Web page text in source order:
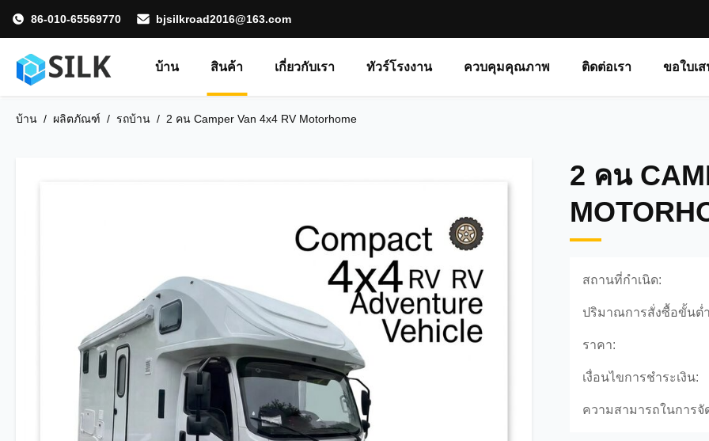
86-010-65569770 bjsilkroad2016@163.com
บ้าน สินค้า เกี่ยวกับเรา ทัวร์โรงงาน ควบคุมคุณภาพ ติดต่อเรา ขอใบเ
บ้าน / ผลิตภัณฑ์ / รถบ้าน / 2 คน Camper Van 4x4 RV Motorhome
2 คน
สถานที่กำเนิด:
ปริมาณการสั่งซื้อขั้นต่
ราคา:
เงื่อนไขการชำระเงิน:
ความสามารถในการจั